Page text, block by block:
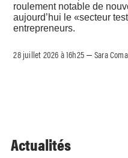
roulement notable de
aujourd’hui le «secteur
entrepreneurs.
28 juillet 2026 à 16h25 –Sara
Actualités